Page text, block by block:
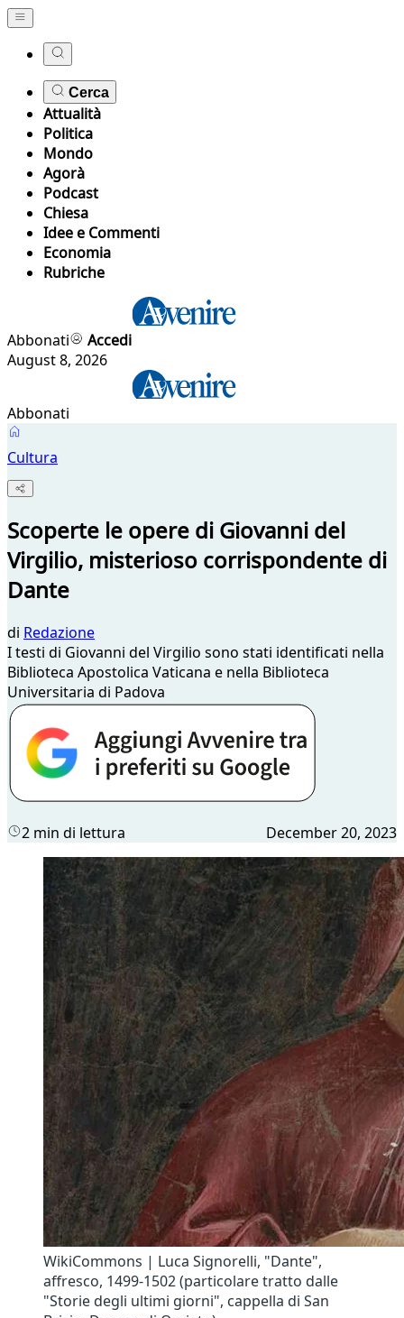
Cerca
Attualità
Politica
Mondo
Agorà
Podcast
Chiesa
Idee e Commenti
Economia
Rubriche
Abbonati
Accedi
August 8, 2026
Abbonati
Cultura
Scoperte le opere di Giovanni del
Virgilio, misterioso corrispondente di
Dante
di Redazione
I testi di Giovanni del Virgilio sono stati identificati nella
Biblioteca Apostolica Vaticana e nella Biblioteca
Universitaria di Padova
2 min di lettura December 20, 2023
WikiCommons | Luca Signorelli, "Dante",
affresco, 1499-1502 (particolare tratto dalle
"Storie degli ultimi giorni", cappella di San